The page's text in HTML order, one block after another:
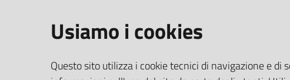
Italia
centralino: tel 0542.6026.36 fax
bim@comune.imola.bo.it
PEC
Usiamo i cookies
Questo sito utilizza i cookie tecnici di navigazione e